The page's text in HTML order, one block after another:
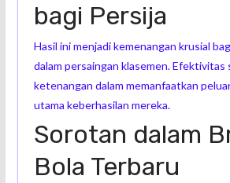
bagi Persija
Hasil ini menjadi kemenangan krusial
dalam persaingan klasemen. Efektivitas
ketenangan dalam memanfaatkan
utama keberhasilan mereka.
Sorotan dalam
Bola Terbaru